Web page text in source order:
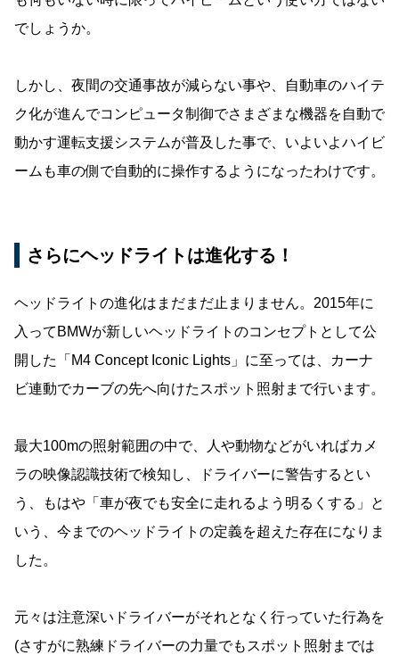
でしょうか。
しかし、夜間の交通事故が減らない事や、自動車のハイテ
ク化が進んでコンピュータ制御でさまざまな機器を自動で
動かす運転支援システムが普及した事で、いよいよハイビ
ームも車の側で自動的に操作するようになったわけです。
さらにヘッドライトは進化する！
ヘッドライトの進化はまだまだ止まりません。2015年に
入ってBMWが新しいヘッドライトのコンセプトとして公
開した「M4 Concept Iconic Lights」に至っては、カーナ
ビ連動でカーブの先へ向けたスポット照射まで行います。
最大100mの照射範囲の中で、人や動物などがいればカメ
ラの映像認識技術で検知し、ドライバーに警告するとい
う、もはや「車が夜でも安全に走れるよう明るくする」と
いう、今までのヘッドライトの定義を超えた存在になりま
した。
元々は注意深いドライバーがそれとなく行っていた行為を
(さすがに熟練ドライバーの力量でもスポット照射までは